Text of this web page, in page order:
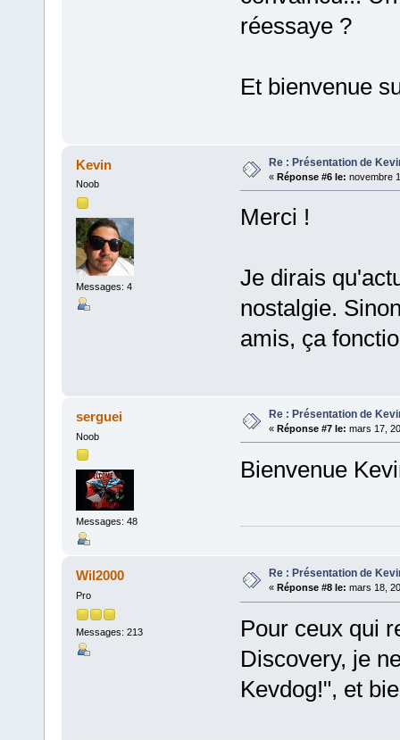
réessaye ?
Et bienvenue
Kevin
Noob
Messages: 4
Re : Présentation de
« Réponse #6 le: novembre
Merci !
Je dirais
nostalgie.
amis, ça
serguei
Noob
Messages: 48
Re : Présentation de
« Réponse #7 le: mars 17,
Bienvenue
Wil2000
Pro
Messages: 213
Re : Présentation de
« Réponse #8 le: mars 18,
Pour ceux qui
Discovery, je
Kevdog!", et